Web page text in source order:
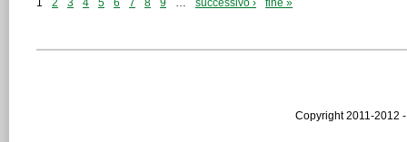
1 2 3 4 5 6 7 8 9 … successivo › fine »
Copyright 2011-2012